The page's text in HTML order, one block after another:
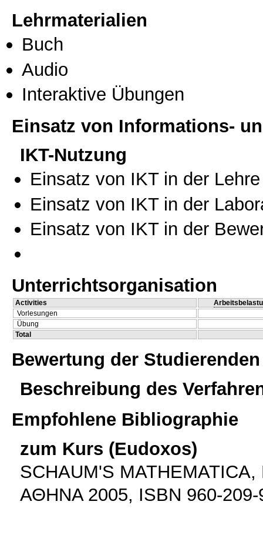
Lehrmaterialien
Buch
Audio
Interaktive Übungen
Einsatz von Informations-
IKT-Nutzung
Einsatz von IKT in der Lehre
Einsatz von IKT in der
Einsatz von IKT in der
Unterrichtsorganisation
Activities
Vorlesungen
Übung
Total
Bewertung der Studierenden
Beschreibung des
Empfohlene Bibliographie
zum Kurs (Eudoxos)
SCHAUM'S
ΑΘΗΝΑ 2005, ISBN 960-209-